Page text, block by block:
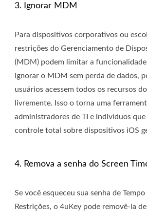
3. Ignorar MDM
Para dispositivos corporativos ou
restrições do Gerenciamento de
(MDM) podem limitar a
ignorar o MDM sem perda de dados,
usuários acessem todos os recursos
livremente. Isso o torna uma
administradores de TI e indivíduos
controle total sobre dispositivos iOS
4. Remova a senha do Screen
Se você esqueceu sua senha de
Restrições, o 4uKey pode removê-la